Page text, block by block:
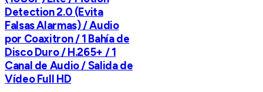
Detection 2.0 (Evita
Falsas Alarmas) / Audio
por Coaxitron / 1 Bahía de
Disco Duro / H.265+ / 1
Canal de Audio / Salida de
Vídeo Full HD